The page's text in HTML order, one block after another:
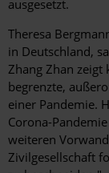
ausgesetzt.
Theresa
in Deutschland,
Zhang Zhan
begrenzte,
einer Pandemie.
Corona-
weiteren
Zivilgesellschaft